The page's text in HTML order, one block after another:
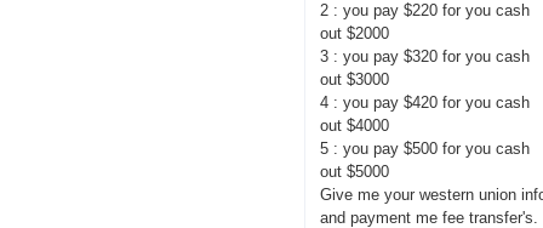
2 : you pay $220 for you cash
out $2000
3 : you pay $320 for you cash
out $3000
4 : you pay $420 for you cash
out $4000
5 : you pay $500 for you cash
out $5000
Give me your western union
and payment me fee transfer's.